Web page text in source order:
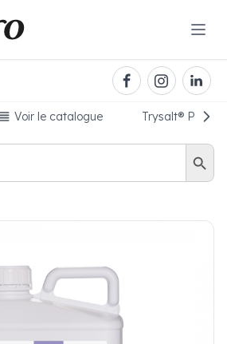
Voir le catalogue Trysalt®️ P
Search Button